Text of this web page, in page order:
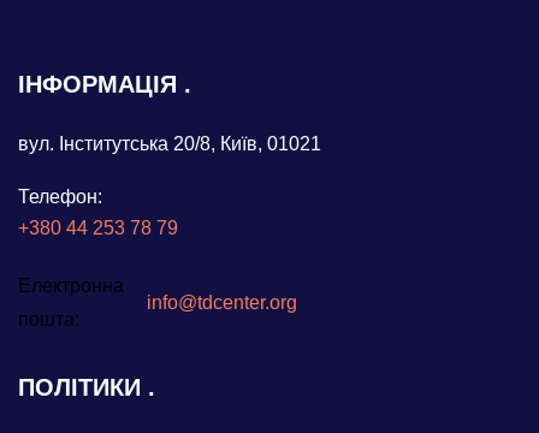
ІНФОРМАЦІЯ
вул. Інститутська 20/8, Київ, 01021
Телефон:
+380 44 253 78 79
Електронна
пошта:
info@tdcenter.org
ПОЛІТИКИ